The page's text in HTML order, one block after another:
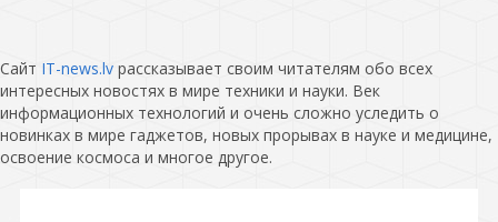
Сайт IT-news.lv рассказывает своим читателям обо всех
интересных новостях в мире техники и науки. Век
информационных технологий и очень сложно уследить о
новинках в мире гаджетов, новых прорывах в науке и медицине,
освоение космоса и многое другое.